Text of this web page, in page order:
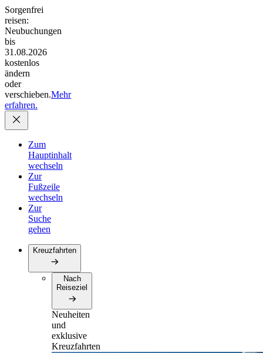
Sorgenfrei
reisen:
Neubuchungen
bis
31.08.2026
kostenlos
ändern
oder
verschieben.Mehr
erfahren.
Zum
Hauptinhalt
wechseln
Zur
Fußzeile
wechseln
Zur
Suche
gehen
Kreuzfahrten
Nach
Reiseziel
Neuheiten
und
exklusive
Kreuzfahrten